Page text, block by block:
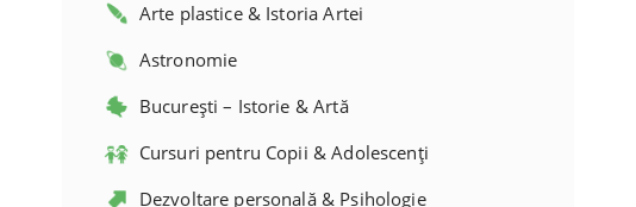
Arte plastice & Istoria Artei
Astronomie
București – Istorie & Artă
Cursuri pentru Copii & Adolescenți
Dezvoltare personală & Psihologie